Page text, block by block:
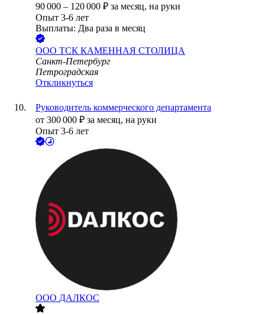
90 000 – 120 000 ₽ за месяц, на руки
Опыт 3-6 лет
Выплаты: Два раза в месяц
ООО ТСК КАМЕННАЯ СТОЛИЦА
Санкт-Петербург
Петроградская
Откликнуться
Руководитель коммерческого департамента
от 300 000 ₽ за месяц, на руки
Опыт 3-6 лет
ООО ДАЛКОС